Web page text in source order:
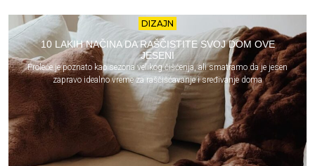
DIZAJN
10 LAKIH NAČINA DA RAŠČISTITE SVOJ DOM OVE
JESENI
Proleće je poznato kao sezona velikog čišćenja, ali smatramo da je jesen
zapravo idealno vreme za raščišćavanje i sređivanje doma